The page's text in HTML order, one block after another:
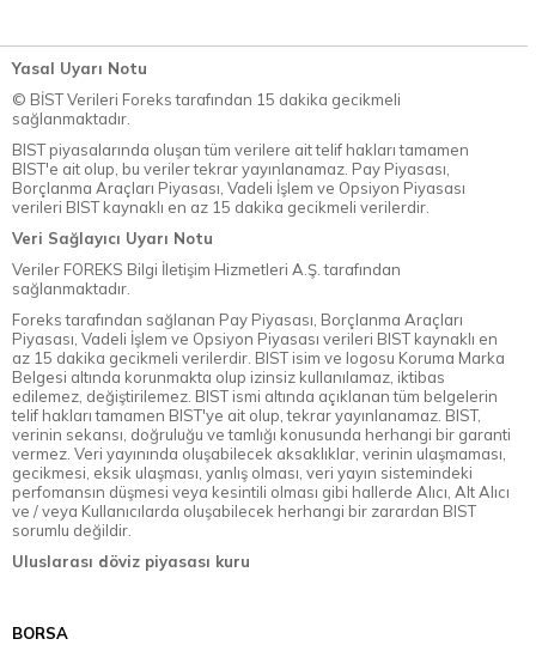
Yasal Uyarı Notu
© BİST Verileri Foreks tarafından 15 dakika gecikmeli
sağlanmaktadır.
BIST piyasalarında oluşan tüm verilere ait telif hakları tamamen
BIST'e ait olup, bu veriler tekrar yayınlanamaz. Pay Piyasası,
Borçlanma Araçları Piyasası, Vadeli İşlem ve Opsiyon Piyasası
verileri BIST kaynaklı en az 15 dakika gecikmeli verilerdir.
Veri Sağlayıcı Uyarı Notu
Veriler FOREKS Bilgi İletişim Hizmetleri A.Ş. tarafından
sağlanmaktadır.
Foreks tarafından sağlanan Pay Piyasası, Borçlanma Araçları
Piyasası, Vadeli İşlem ve Opsiyon Piyasası verileri BIST kaynaklı en
az 15 dakika gecikmeli verilerdir. BIST isim ve logosu Koruma Marka
Belgesi altında korunmakta olup izinsiz kullanılamaz, iktibas
edilemez, değiştirilemez. BIST ismi altında açıklanan tüm belgelerin
telif hakları tamamen BIST'ye ait olup, tekrar yayınlanamaz. BIST,
verinin sekansı, doğruluğu ve tamlığı konusunda herhangi bir garanti
vermez. Veri yayınında oluşabilecek aksaklıklar, verinin ulaşmaması,
gecikmesi, eksik ulaşması, yanlış olması, veri yayın sistemindeki
perfomansın düşmesi veya kesintili olması gibi hallerde Alıcı, Alt Alıcı
ve / veya Kullanıcılarda oluşabilecek herhangi bir zarardan BIST
sorumlu değildir.
Uluslarası döviz piyasası kuru
BORSA